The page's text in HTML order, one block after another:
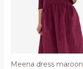
Meena dress maroon